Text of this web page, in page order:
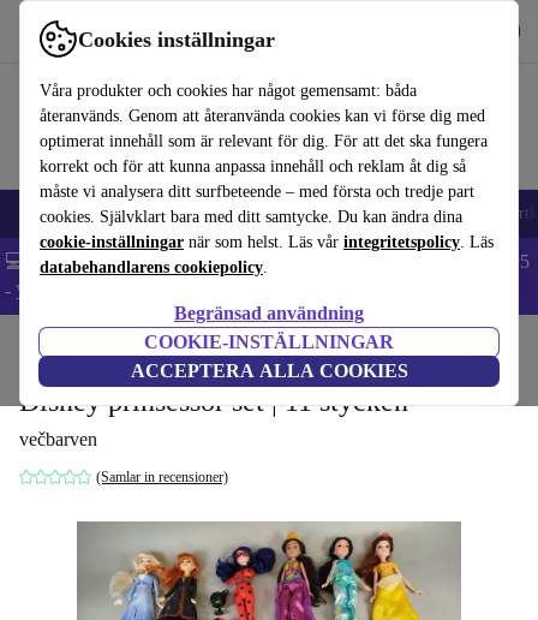
Cookies inställningar
Våra produkter och cookies har något gemensamt: båda
återanvänds. Genom att återanvända cookies kan vi förse dig med
optimerat innehåll som är relevant för dig. För att det ska fungera
korrekt och för att kunna anpassa innehåll och reklam åt dig så
måste vi analysera ditt surfbeteende – med första och tredje part
cookies. Självklart bara med ditt samtycke. Du kan ändra dina
cookie-inställningar när som helst. Läs vår integritetspolicy. Läs
databehandlarens cookiepolicy.
Begränsad användning
COOKIE-INSTÄLLNINGAR
ACCEPTERA ALLA COOKIES
Använd refurbed snabbt och enkelt
🎒 Back to school Mobiltelefoner Bärbara datorer Surfplattor
💻 Extra 5% rabatt på alla MacBooks och laptops - Code: LAPTOP5
- Villkor
Leksaker
Disney prinsessor set | 11 stycken
večbarven
(Samlar in recensioner)